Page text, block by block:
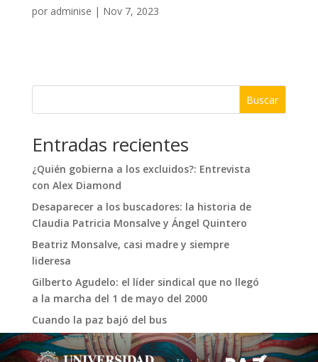
por adminise | Nov 7, 2023
Buscar
Entradas recientes
¿Quién gobierna a los excluidos?: Entrevista
con Alex Diamond
Desaparecer a los buscadores: la historia de
Claudia Patricia Monsalve y Ángel Quintero
Beatriz Monsalve, casi madre y siempre
lideresa
Gilberto Agudelo: el líder sindical que no llegó
a la marcha del 1 de mayo del 2000
Cuando la paz bajó del bus